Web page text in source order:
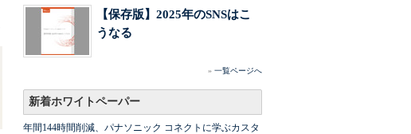
【保存版】2025年のSNSはこ
うなる
» 一覧ページへ
新着ホワイトペーパー
年間144時間削減、パナソニック コネクトに学ぶカスタ